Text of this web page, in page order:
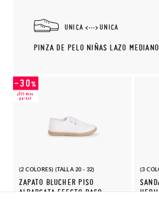
UNICA UNICA
PINZA DE PELO NIÑAS LAZO MEDIANO
(2 COLORES) (TALLA 20 - 32)
ZAPATO BLUCHER PISO
ALPARGATA EFECTO RASO
(3